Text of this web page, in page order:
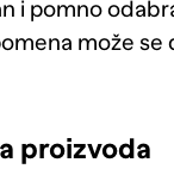
i pomno
može se
proizvoda